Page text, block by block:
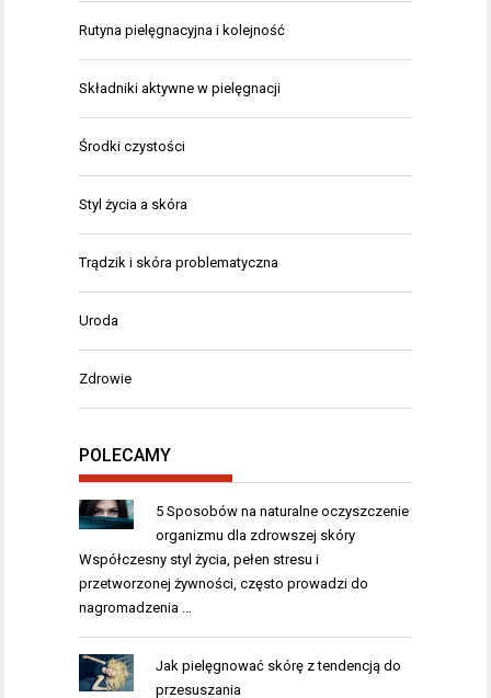
Rutyna pielęgnacyjna i kolejność
Składniki aktywne w pielęgnacji
Środki czystości
Styl życia a skóra
Trądzik i skóra problematyczna
Uroda
Zdrowie
POLECAMY
5 Sposobów na naturalne oczyszczenie
organizmu dla zdrowszej skóry
Współczesny styl życia, pełen stresu i
przetworzonej żywności, często prowadzi do
nagromadzenia …
Jak pielęgnować skórę z tendencją do
przesuszania